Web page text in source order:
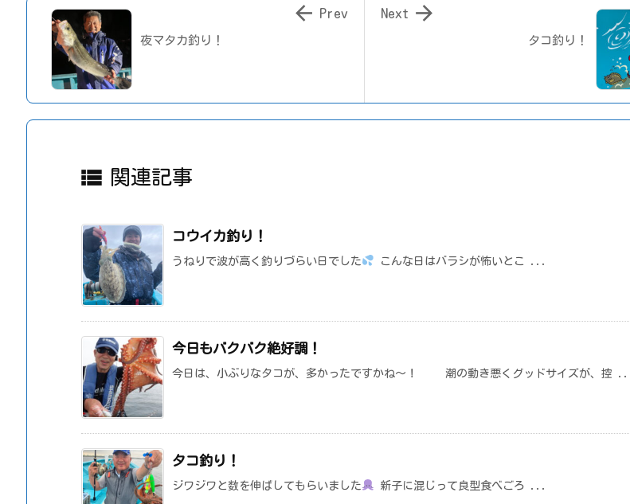
タコ釣り！

Next
夜マタカ釣り！
 Prev
 関連記事
コウイカ釣り！
うねりで波が高く釣りづらい日でした こんな日はバラシが怖いとこ ...
今日もバクバク絶好調！
今日は、小ぶりなタコが、多かったですかね～！ 潮の動き悪くグッドサイズが、控 ...
タコ釣り！
ジワジワと数を伸ばしてもらいました 新子に混じって良型食べごろ ...